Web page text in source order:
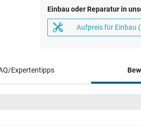
Einbau oder Reparatur in
Aufpreis für Einbau
Expertentipps